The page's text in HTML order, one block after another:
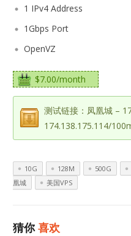
1 IPv4 Address
1Gbps Port
OpenVZ
$7.00/month
测试链接：凤凰城 –
174.138.175.114/
10G 128M 500G
凰城
美国VPS
猜你喜欢